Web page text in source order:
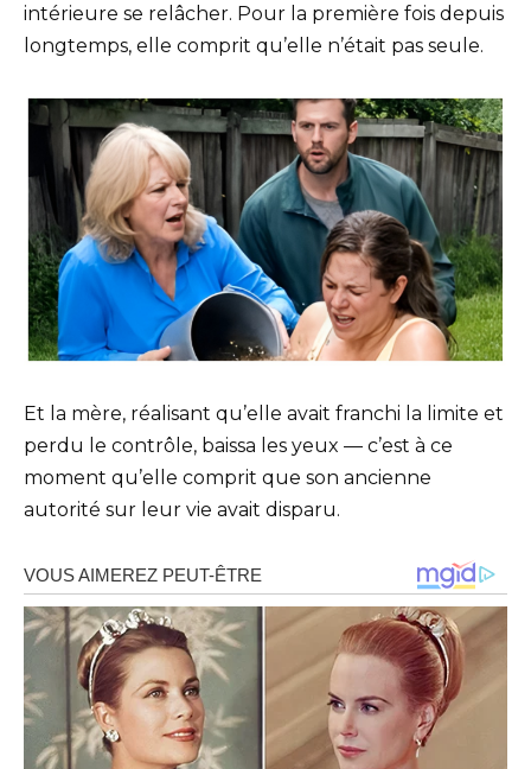
intérieure se relâcher. Pour la première fois depuis
longtemps, elle comprit qu’elle n’était pas seule.
Et la mère, réalisant qu’elle avait franchi la limite et
perdu le contrôle, baissa les yeux — c’est à ce
moment qu’elle comprit que son ancienne
autorité sur leur vie avait disparu.